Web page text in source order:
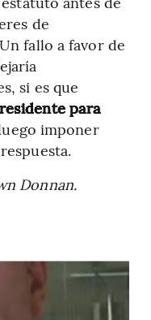
de
fallo a favor de
si es que
para
imponer
Donnan.